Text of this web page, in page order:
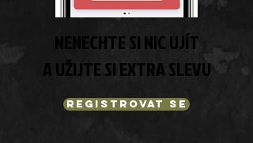
NENECHTE SI NIC UJÍT
A UŽIJTE SI EXTRA SLEVU
REGISTROVAT SE